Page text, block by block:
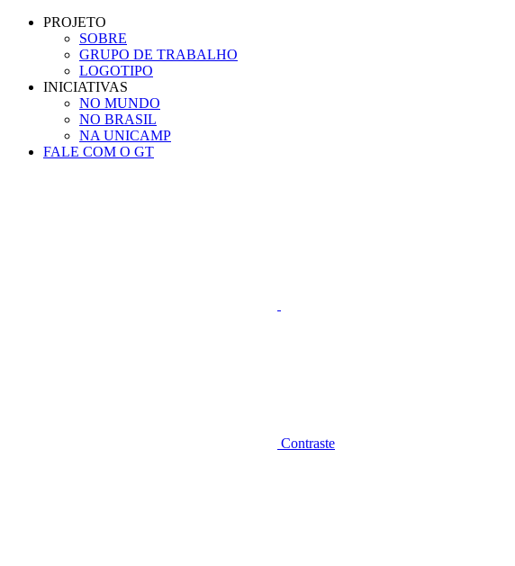
Conteúdo principal
PROJETO
SOBRE
GRUPO DE TRABALHO
LOGOTIPO
INICIATIVAS
NO MUNDO
NO BRASIL
NA UNICAMP
FALE COM O GT
Contraste